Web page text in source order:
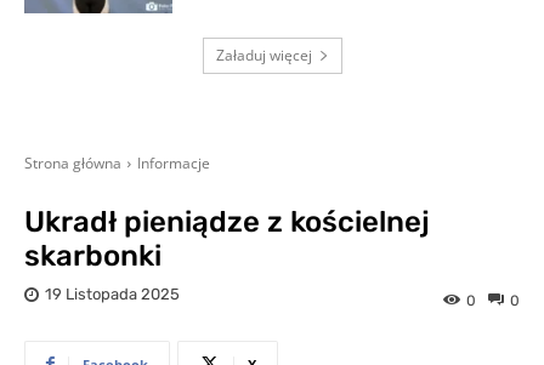
Załaduj więcej